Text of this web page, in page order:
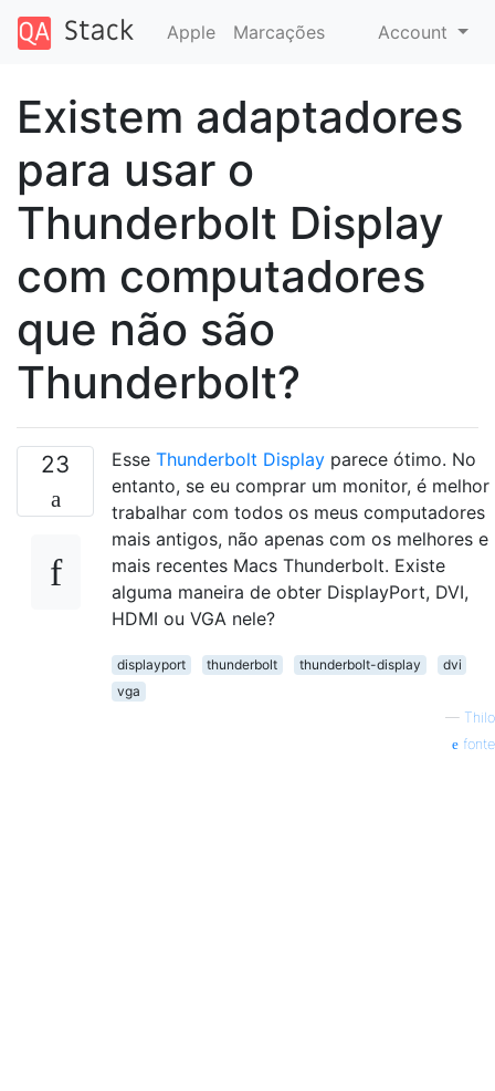
Apple Marcações Account
Existem adaptadores
para usar o
Thunderbolt Display
com computadores
que não são
Thunderbolt?
23 Esse Thunderbolt Display parece ótimo. No
entanto, se eu comprar um monitor, é melhor
trabalhar com todos os meus computadores
mais antigos, não apenas com os melhores e
mais recentes Macs Thunderbolt. Existe
alguma maneira de obter DisplayPort, DVI,
HDMI ou VGA nele?
displayport thunderbolt thunderbolt-display
dvi
vga
— Thilo
fonte